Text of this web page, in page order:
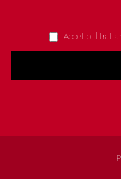
Accetto il